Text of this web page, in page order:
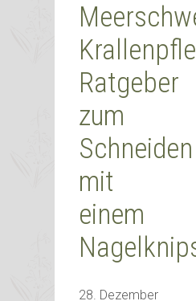
Ratgeber
zum
Schneiden
mit
einem
28. Dezember